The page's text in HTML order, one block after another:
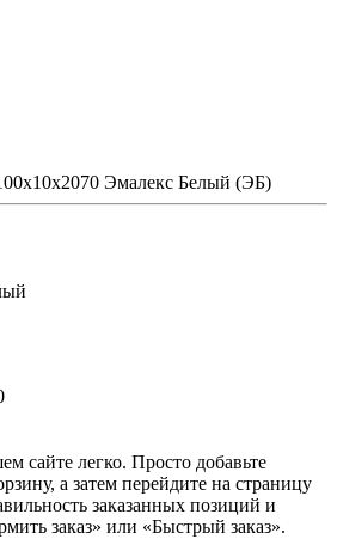
Эмалекс Белый (ЭБ)
сайте легко. Просто добавьте
а затем перейдите на страницу
заказанных позиций и
заказ» или «Быстрый заказ».